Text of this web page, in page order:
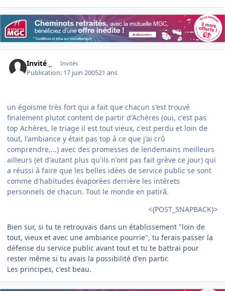
Invité _ Invités
Publication: 17 juin 200521 ans
un égoïsme très fort qui a fait que chacun s'est trouvé
finalement plutot content de partir d'Achères (oui, c'est pas
top Achères, le triage il est tout vieux, c'est perdu et loin de
tout, l'ambiance y était pas top à ce que j'ai crû
comprendre,...) avec des promesses de lendemains meilleurs
ailleurs (et d'autant plus qu'ils n'ont pas fait grève ce jour) qui
a réussi à faire que les belles idées de service public se sont
comme d'habitudes évaporées derrière les intérets
personnels de chacun. Tout le monde en patirâ.
<{POST_SNAPBACK}>
Bien sur, si tu te retrouvais dans un établissement "loin de
tout, vieux et avec une ambiance pourrie", tu ferais passer la
défense du service public avant tout et tu te battrai pour
rester même si tu avais la possibilité d'en partir.
Les principes, c'est beau.